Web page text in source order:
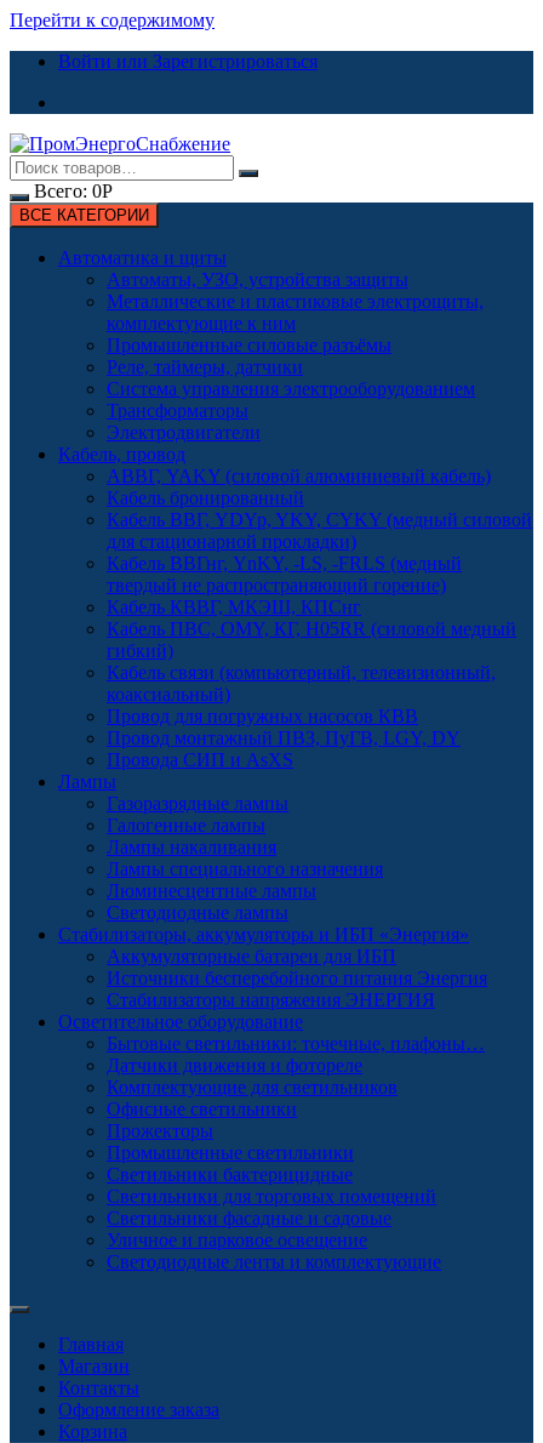
Перейти к содержимому
Войти или Зарегистрироваться
Всего: 0Р
ВСЕ КАТЕГОРИИ
Автоматика и щиты
Автоматы, УЗО, устройства защиты
Металлические и пластиковые электрощиты,
комплектующие к ним
Промышленные силовые разъёмы
Реле, таймеры, датчики
Система управления электрооборудованием
Трансформаторы
Электродвигатели
Кабель, провод
АВВГ, YAKY (силовой алюминиевый кабель)
Кабель бронированный
Кабель ВВГ, YDYp, YKY, CYKY (медный силовой
для стационарной прокладки)
Кабель ВВГнг, YnKY, -LS, -FRLS (медный
твердый не распространяющий горение)
Кабель КВВГ, МКЭШ, КПСнг
Кабель ПВС, OMY, КГ, H05RR (силовой медный
гибкий)
Кабель связи (компьютерный, телевизионный,
коаксиальный)
Провод для погружных насосов КВВ
Провод монтажный ПВЗ, ПуГВ, LGY, DY
Провода СИП и AsXS
Лампы
Газоразрядные лампы
Галогенные лампы
Лампы накаливания
Лампы специального назначения
Люминесцентные лампы
Светодиодные лампы
Стабилизаторы, аккумуляторы и ИБП «Энергия»
Аккумуляторные батареи для ИБП
Источники бесперебойного питания Энергия
Стабилизаторы напряжения ЭНЕРГИЯ
Осветительное оборудование
Бытовые светильники: точечные, плафоны…
Датчики движения и фотореле
Комплектующие для светильников
Офисные светильники
Прожекторы
Промышленные светильники
Светильники бактерицидные
Светильники для торговых помещений
Светильники фасадные и садовые
Уличное и парковое освещение
Светодиодные ленты и комплектующие
Главная
Магазин
Контакты
Оформление заказа
Корзина